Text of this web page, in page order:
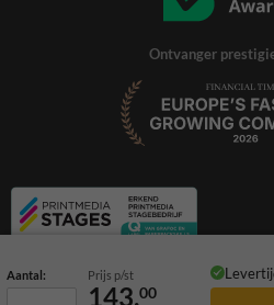
Aantal: Prijs p/st
143,00
Ontvanger